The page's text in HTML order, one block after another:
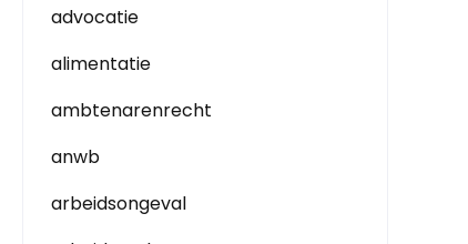
advocatie
alimentatie
ambtenarenrecht
anwb
arbeidsongeval